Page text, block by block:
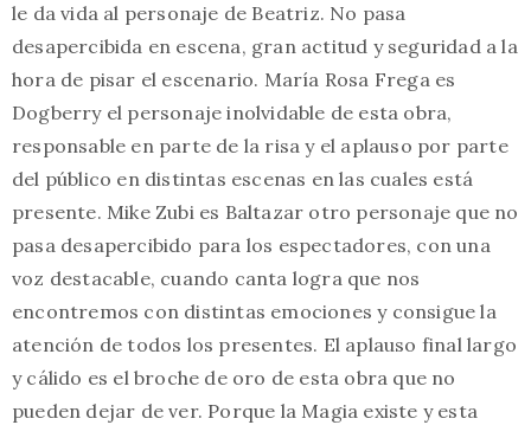
le da vida al personaje de Beatriz. No pasa
desapercibida en escena, gran actitud y seguridad a la
hora de pisar el escenario. María Rosa Frega es
Dogberry el personaje inolvidable de esta obra,
responsable en parte de la risa y el aplauso por parte
del público en distintas escenas en las cuales está
presente. Mike Zubi es Baltazar otro personaje que no
pasa desapercibido para los espectadores, con una
voz destacable, cuando canta logra que nos
encontremos con distintas emociones y consigue la
atención de todos los presentes. El aplauso final largo
y cálido es el broche de oro de esta obra que no
pueden dejar de ver. Porque la Magia existe y esta